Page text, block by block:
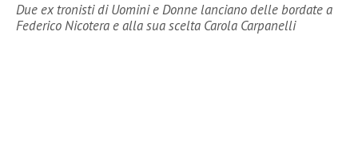
Due ex tronisti di Uomini e Donne lanciano delle bordate a
Federico Nicotera e alla sua scelta Carola Carpanelli